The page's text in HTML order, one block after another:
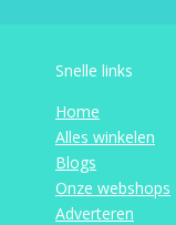
Snelle links
Home
Alles winkelen
Blogs
Onze webshops
Adverteren